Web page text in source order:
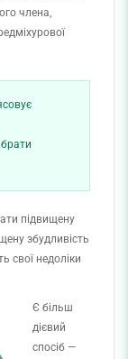
члена,
підвищену
збудливість
свої недоліки
Є більш
дієвий
спосіб —